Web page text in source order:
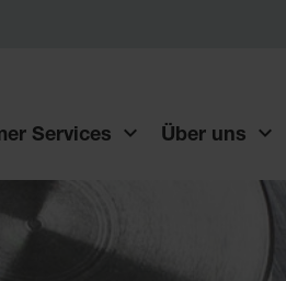
Services Über uns